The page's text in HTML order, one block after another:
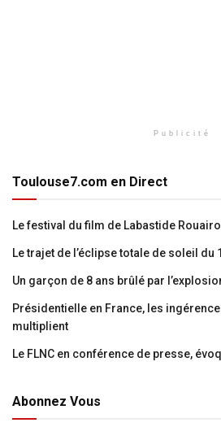
Publicité
Toulouse7.com en Direct
Le festival du film de Labastide
Le trajet de l’éclipse totale de soleil du
Un garçon de 8 ans brûlé par
Présidentielle en France, les
multiplient
Le FLNC en conférence de presse,
Abonnez Vous